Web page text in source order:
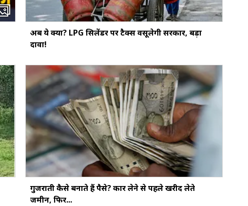
अब ये क्या? LPG सिलेंडर पर टैक्स वसूलेगी सरकार, बड़ा
दावा!
गुजराती कैसे बनाते हैं पैसे? कार लेने से पहले खरीद लेते
जमीन, फिर...